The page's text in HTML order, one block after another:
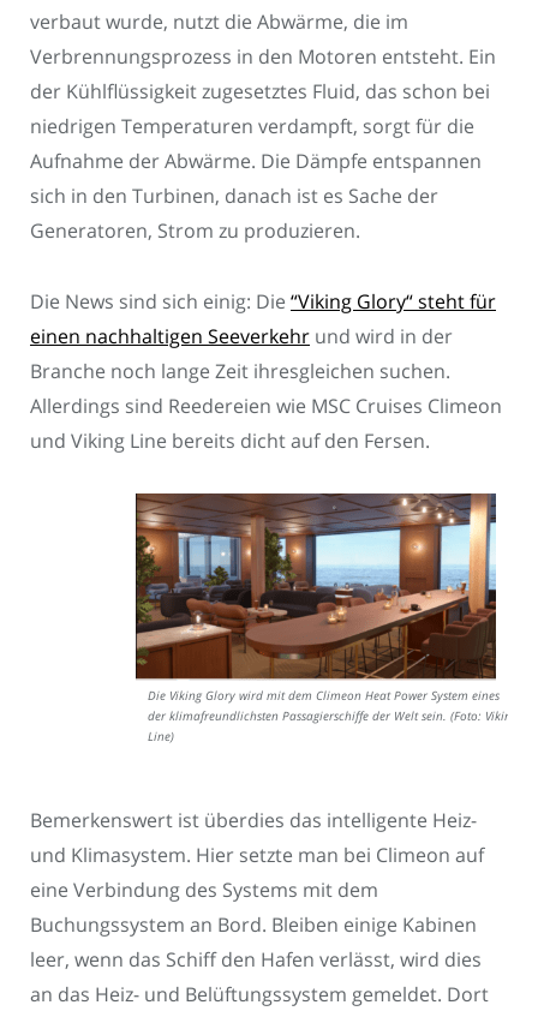
verbaut wurde, nutzt die Abwärme, die im
Verbrennungsprozess in den Motoren entsteht. Ein
der Kühlflüssigkeit zugesetztes Fluid, das schon bei
niedrigen Temperaturen verdampft, sorgt für die
Aufnahme der Abwärme. Die Dämpfe entspannen
sich in den Turbinen, danach ist es Sache der
Generatoren, Strom zu produzieren.
Die News sind sich einig: Die “Viking Glory“ steht für
einen nachhaltigen Seeverkehr und wird in der
Branche noch lange Zeit ihresgleichen suchen.
Allerdings sind Reedereien wie MSC Cruises Climeon
und Viking Line bereits dicht auf den Fersen.
Die Viking Glory wird mit dem Climeon Heat Power System eines
der klimafreundlichsten Passagierschiffe der Welt sein. (Foto: Viking
Line)
Bemerkenswert ist überdies das intelligente Heiz-
und Klimasystem. Hier setzte man bei Climeon auf
eine Verbindung des Systems mit dem
Buchungssystem an Bord. Bleiben einige Kabinen
leer, wenn das Schiff den Hafen verlässt, wird dies
an das Heiz- und Belüftungssystem gemeldet. Dort